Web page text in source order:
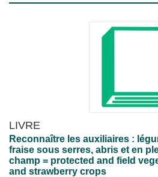
LIVRE
Reconnaître les auxiliaires :
fraise sous serres, abris et en
champ = protected and field
and strawberry crops